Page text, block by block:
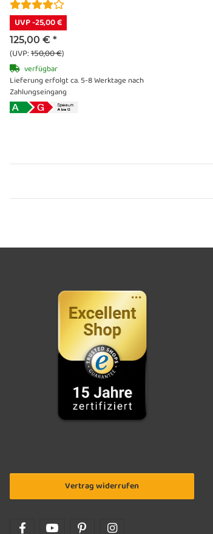
UVP -25,00 €
125,00 € *
(UVP:150,00 €)
verfügbar
Lieferung erfolgt ca. 5-8 Werktage nach
Zahlungseingang
Vertrag widerrufen